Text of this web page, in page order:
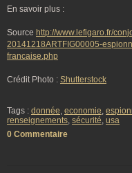
En savoir plus :
Source http://www.lefigaro.fr/
20141218ARTFIG00005-
francaise.php
Crédit Photo : Shutterstock
Tags : donnée, economie,
renseignements, sécurité, usa
0 Commentaire